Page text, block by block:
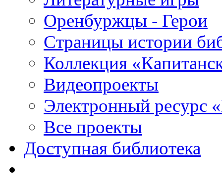
Оренбуржцы - Герои
Страницы истории
Коллекция
Видеопроекты
Электронный ресурс
Все проекты
Доступная библиотека